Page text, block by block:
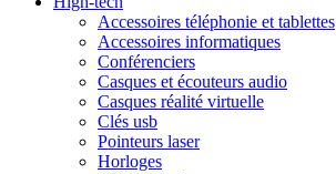
Accessoires téléphonie et tablettes
Accessoires informatiques
Conférenciers
Casques et écouteurs audio
Casques réalité virtuelle
Clés usb
Pointeurs laser
Horloges